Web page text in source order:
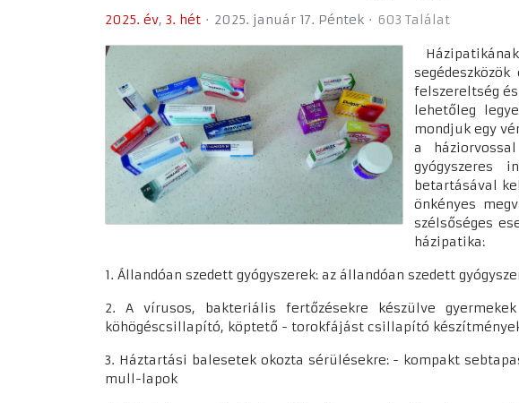
2025. év 3. hét 2025. január 17. Péntek 603 Találat
felszereltség
lehetőleg
mondjuk egy
a
gyógyszeres
betartásával
önkényes
szélsőséges
házipatika:
1. Állandóan szedett gyógyszerek: az állandóan szedett
2. A vírusos, bakteriális fertőzésekre készülve
köhögéscsillapító, köptető - torokfájást csillapító
3. Háztartási balesetek okozta sérülésekre: - kompakt
mull-lapok